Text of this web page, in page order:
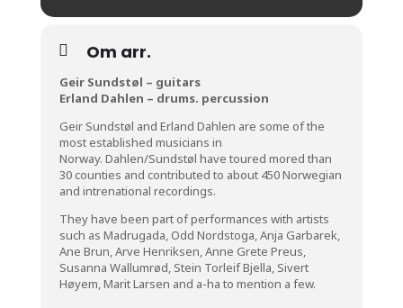
Om arr.
Geir Sundstøl – guitars
Erland Dahlen – drums. percussion
Geir Sundstøl and Erland Dahlen are some of the
most established musicians in
Norway. Dahlen/Sundstøl have toured mored than
30 counties and contributed to about 450 Norwegian
and intrenational recordings.
They have been part of performances with artists
such as Madrugada, Odd Nordstoga, Anja Garbarek,
Ane Brun, Arve Henriksen, Anne Grete Preus,
Susanna Wallumrød, Stein Torleif Bjella, Sivert
Høyem, Marit Larsen and a-ha to mention a few.